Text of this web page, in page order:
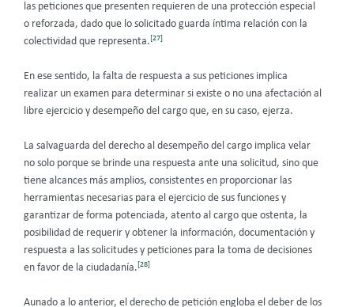
las peticiones que presenten requieren de una protección especial
o reforzada, dado que lo solicitado guarda íntima relación con la
colectividad que representa.[27]
En ese sentido, la falta de respuesta a sus peticiones implica
realizar un examen para determinar si existe o no una afectación al
libre ejercicio y desempeño del cargo que, en su caso, ejerza.
La salvaguarda del derecho al desempeño del cargo implica velar
no solo porque se brinde una respuesta ante una solicitud, sino que
tiene alcances más amplios, consistentes en proporcionar las
herramientas necesarias para el ejercicio de sus funciones y
garantizar de forma potenciada, atento al cargo que ostenta, la
posibilidad de requerir y obtener la información, documentación y
respuesta a las solicitudes y peticiones para la toma de decisiones
en favor de la ciudadanía.[28]
Aunado a lo anterior, el derecho de petición engloba el deber de los